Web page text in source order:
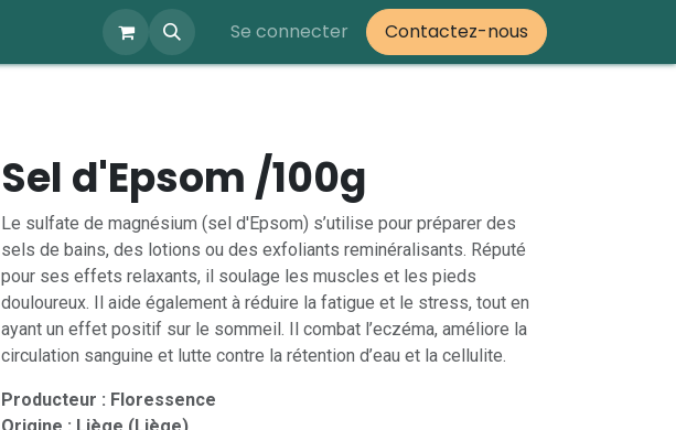
Se connecter Contactez-nous
Sel d'Epsom /100g
Le sulfate de magnésium (sel d'Epsom) s’utilise pour préparer des
sels de bains, des lotions ou des exfoliants reminéralisants. Réputé
pour ses effets relaxants, il soulage les muscles et les pieds
douloureux. Il aide également à réduire la fatigue et le stress, tout en
ayant un effet positif sur le sommeil. Il combat l’eczéma, améliore la
circulation sanguine et lutte contre la rétention d’eau et la cellulite.
Producteur : Floressence